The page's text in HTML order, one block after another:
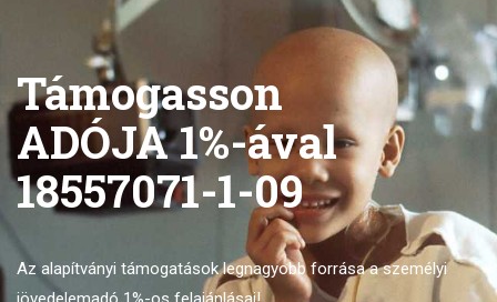
Támogasson
ADÓJA 1%-ával
18557071-1-09
Az alapítványi támogatások legnagyobb forrásaa személyi